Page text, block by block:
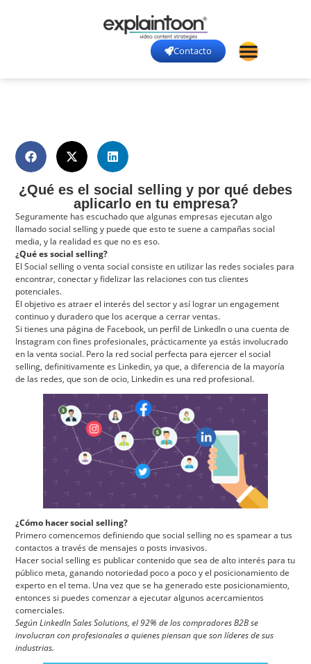
Contacto
¿Qué es el social selling y por qué debes
aplicarlo en tu empresa?
Seguramente has escuchado que algunas empresas ejecutan algo
llamado social selling y puede que esto te suene a campañas social
media, y la realidad es que no es eso.
¿Qué es social selling?
El Social selling o venta social consiste en utilizar las redes sociales para
encontrar, conectar y fidelizar las relaciones con tus clientes
potenciales.
El objetivo es atraer el interés del sector y así lograr un engagement
continuo y duradero que los acerque a cerrar ventas.
Si tienes una página de Facebook, un perfil de LinkedIn o una cuenta de
Instagram con fines profesionales, prácticamente ya estás involucrado
en la venta social. Pero la red social perfecta para ejercer el social
selling, definitivamente es Linkedin, ya que, a diferencia de la mayoría
de las redes, que son de ocio, Linkedin es una red profesional.
¿Cómo hacer social selling?
Primero comencemos definiendo que social selling no es spamear a tus
contactos a través de mensajes o posts invasivos.
Hacer social selling es publicar contenido que sea de alto interés para tu
público meta, ganando notoriedad poco a poco y el posicionamiento de
experto en el tema. Una vez que se ha generado este posicionamiento,
entonces si puedes comenzar a ejecutar algunos acercamientos
comerciales.
Según LinkedIn Sales Solutions, el 92% de los compradores B2B se
involucran con profesionales a quienes piensan que son líderes de sus
industrias.